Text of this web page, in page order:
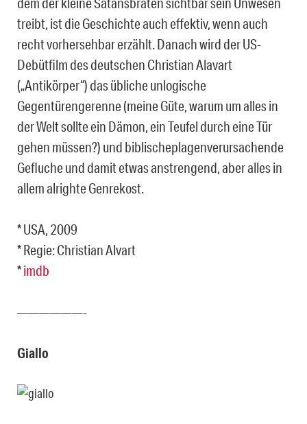
treibt, ist die Geschichte auch effektiv, wenn auch
recht vorhersehbar erzählt. Danach wird der US-
Debütfilm des deutschen Christian Alavart
(„Antikörper“) das übliche unlogische
Gegentürengerenne (meine Güte, warum um alles in
der Welt sollte ein Dämon, ein Teufel durch eine Tür
gehen müssen?) und biblischeplagenverursachende
Gefluche und damit etwas anstrengend, aber alles in
allem alrighte Genrekost.
* USA, 2009
* Regie: Christian Alvart
*imdb
——————-
Giallo